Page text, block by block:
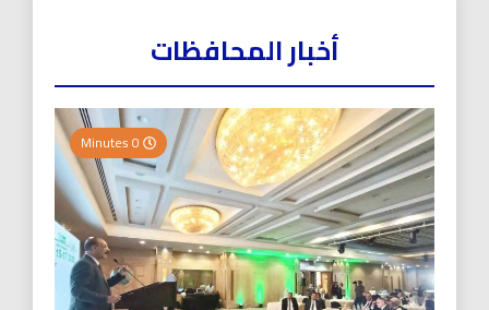
أخبار المحافظات